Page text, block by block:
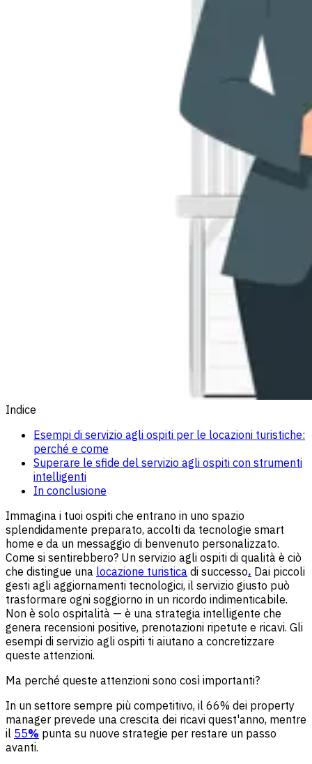
Indice
Esempi di servizio agli ospiti per le locazioni turistiche:
perché e come
Superare le sfide del servizio agli ospiti con strumenti
intelligenti
In conclusione
Immagina i tuoi ospiti che entrano in uno spazio
splendidamente preparato, accolti da tecnologie smart
home e da un messaggio di benvenuto personalizzato.
Come si sentirebbero? Un servizio agli ospiti di qualità è ciò
che distingue una locazione turistica di successo. Dai piccoli
gesti agli aggiornamenti tecnologici, il servizio giusto può
trasformare ogni soggiorno in un ricordo indimenticabile.
Non è solo ospitalità — è una strategia intelligente che
genera recensioni positive, prenotazioni ripetute e ricavi. Gli
esempi di servizio agli ospiti ti aiutano a concretizzare
queste attenzioni.
Ma perché queste attenzioni sono così importanti?
In un settore sempre più competitivo, il 66% dei property
manager prevede una crescita dei ricavi quest'anno, mentre
il 55% punta su nuove strategie per restare un passo
avanti.